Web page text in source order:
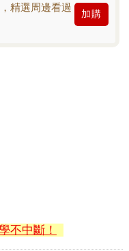
精選周邊看過
加購
不中斷！